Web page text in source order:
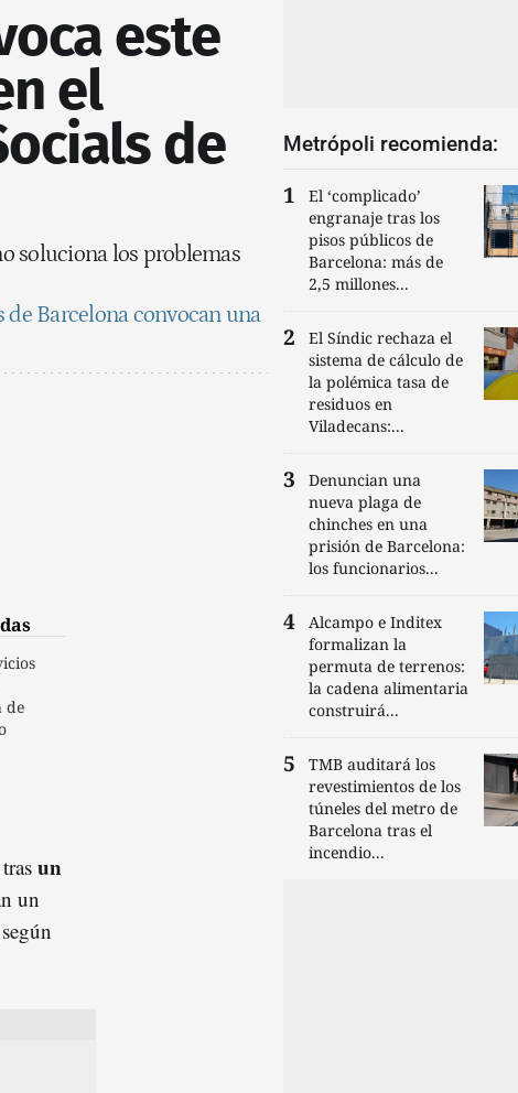
este
el
de
soluciona los problemas
Barcelona convocan una
de
un
un
Metrópoli recomienda:
El ‘complicado’
engranaje tras los
pisos públicos de
Barcelona: más de
2,5 millones...
El Síndic rechaza el
sistema de cálculo de
la polémica tasa de
residuos en
Viladecans:...
Denuncian una
nueva plaga de
chinches en una
prisión de Barcelona:
los funcionarios...
Alcampo e Inditex
formalizan la
permuta de terrenos:
la cadena alimentaria
construirá...
TMB auditará los
revestimientos de los
túneles del metro de
Barcelona tras el
incendio...